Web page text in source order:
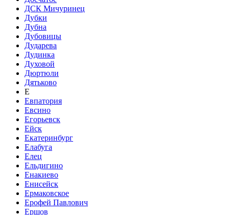
ДСК Мичуринец
Дубки
Дубна
Дубовицы
Дударева
Дудинка
Духовой
Дюртюли
Дятьково
Е
Евпатория
Евсино
Егорьевск
Ейск
Екатеринбург
Елабуга
Елец
Ельдигино
Енакиево
Енисейск
Ермаковское
Ерофей Павлович
Ершов